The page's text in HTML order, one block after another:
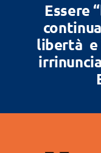
Essere
libertà e